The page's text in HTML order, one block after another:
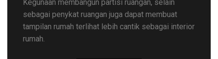
Kegunaan membangun partisi ruangan, selain
sebagai penykat ruangan juga dapat membuat
tampilan rumah terlihat lebih cantik sebagai interior
rumah.